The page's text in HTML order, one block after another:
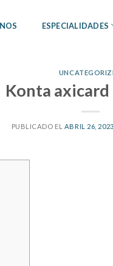
ESPECIALIDADES
Konta axicard
PUBLICADO EL ABRIL 26, 2023